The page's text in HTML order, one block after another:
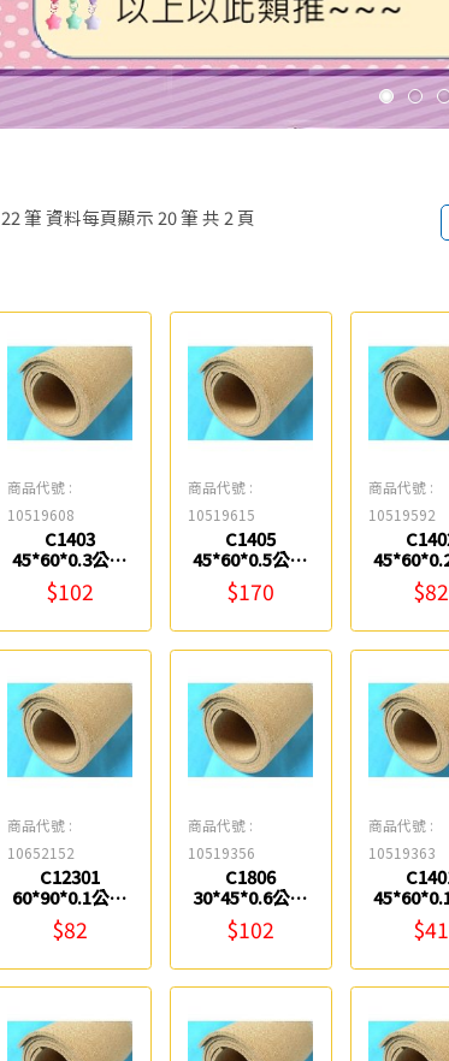
22筆 資料每頁顯示 20筆 共 2頁
商品代號 :
10519608
C1403
45*60*0.3公分
軟木片 0983
$102
商品代號 :
10519615
C1405
45*60*0.5公分
軟木 0983
$170
商品代號 :
10519592
軟木片
$82
商品代號 :
10652152
C12301
60*90*0.1公分
全開軟木片
0983
$82
商品代號 :
10519356
C1806
30*45*0.6公分
軟木 0983
$102
商品代號 :
10519363
$41